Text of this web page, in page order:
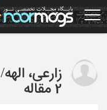
Skip
to
main
زارعی، الهه/
2 مقاله